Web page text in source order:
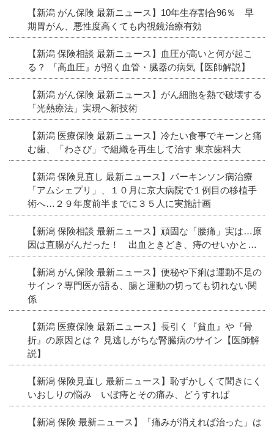
【新潟 がん保険 最新ニュース】10年生存割合96％ 早
期胃がん、悪性度高くても内視鏡治療有効
【新潟 保険相談 最新ニュース】血圧が高いと何が起こ
る？ 『高血圧』が招く血管・臓器の病気【医師解説】
【新潟 がん保険 最新ニュース】がん細胞を熱で破壊する
「光熱療法」実現へ新技術
【新潟 医療保険 最新ニュース】冷たい食事でキーンと痛
む歯、「わさび」で組織を再生して治す 東京歯科大
【新潟 保険見直し 最新ニュース】パーキンソン病治療
「アムシェプリ」、１０月に京大病院で１例目の移植手
術へ…２９年度前半までに３５人に実施計画
【新潟 保険相談 最新ニュース】頑固な「腰痛」実は…原
因は直腸がんだった！ 出血ときどき、痔のせいかと…
【新潟 がん保険 最新ニュース】便秘や下痢は運動不足の
サイン？専門医が語る、腸と運動の切っても切れない関
係
【新潟 医療保険 最新ニュース】長引く『貧血』や『骨
折』の原因とは？ 見逃しがちな腎臓病のサイン【医師解
説】
【新潟 保険見直し 最新ニュース】恥ずかしくて聞きにく
いおしりの悩み いぼ痔とその痛み、どうすれば
【新潟 保険 最新ニュース】「痛みが消えれば治った」は